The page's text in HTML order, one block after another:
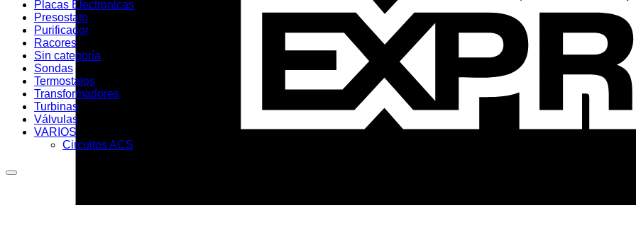
Placas Electrónicas
Presostato
Purificador
Racores
Sin categoría
Sondas
Termostatos
Transformadores
Turbinas
Válvulas
VARIOS
Circuitos ACS